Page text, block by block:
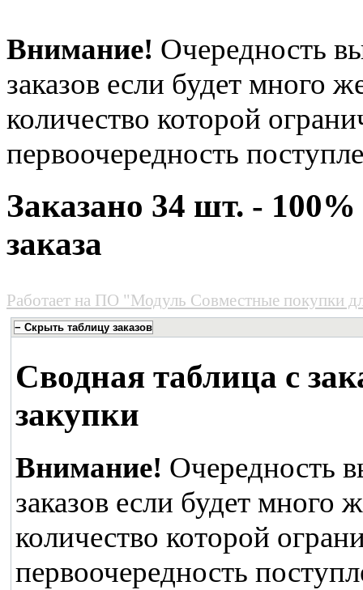
Внимание! Очередность
заказов если будет много
количество которой
первоочередность
Заказано 34 шт. -
заказа
Работает на ПО "Модуль Совместные покупки
Сводная таблица с
закупки
Внимание! Очередность
заказов если будет
количество которой
первоочередность